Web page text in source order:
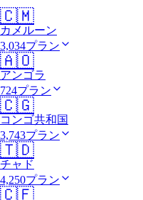
🇨🇲
カメルーン
3,034プラン
🇦🇴
アンゴラ
724プラン
🇨🇬
コンゴ共和国
3,743プラン
🇹🇩
チャド
4,250プラン
🇨🇫